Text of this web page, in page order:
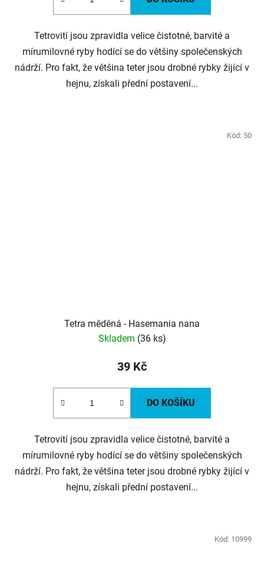
Tetrovití jsou zpravidla velice čistotné, barvité a
mírumilovné ryby hodící se do většiny společenských
nádrží. Pro fakt, že většina teter jsou drobné rybky žijící v
hejnu, získali přední postavení...
Tetra měděná - Hasemania nana
Skladem (36 ks)
39 Kč
DO KOŠÍKU
Tetrovití jsou zpravidla velice čistotné, barvité a
mírumilovné ryby hodící se do většiny společenských
nádrží. Pro fakt, že většina teter jsou drobné rybky žijící v
hejnu, získali přední postavení...
Kód: 50
Kód: 10999